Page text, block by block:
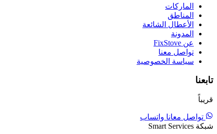
الماركات
المناطق
الأعطال الشائعة
المدونة
عن FixStove
تواصل معنا
سياسة الخصوصية
تابعنا
قريباً
تواصل معانا واتساب
شبكة Smart Services